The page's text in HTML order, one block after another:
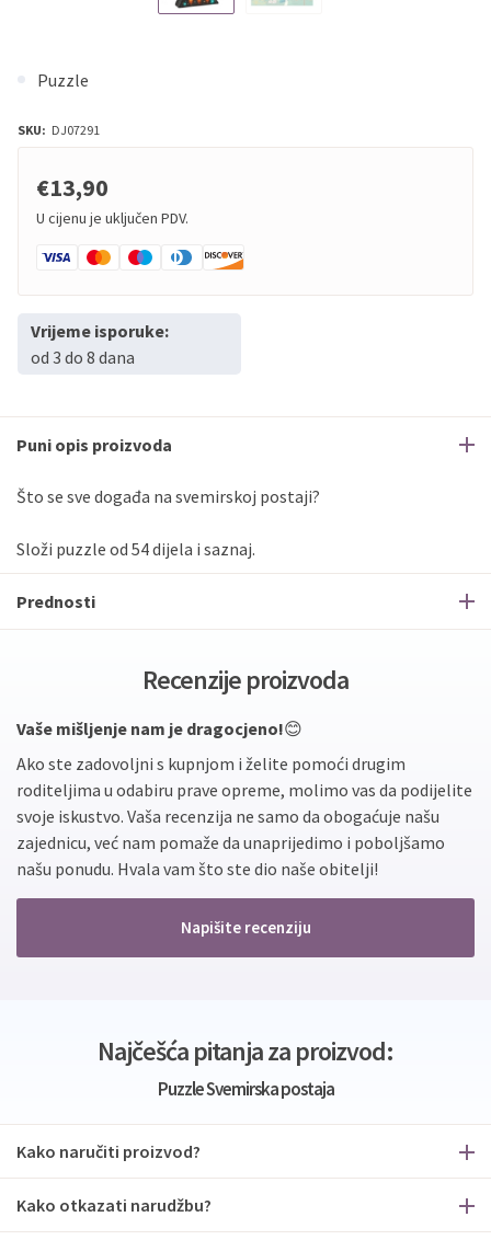
Puzzle
SKU: DJ07291
€13,90
U cijenu je uključen PDV.
Vrijeme isporuke:
od 3 do 8 dana
Puni opis proizvoda
Što se sve događa na svemirskoj postaji?
Složi puzzle od 54 dijela i saznaj.
Prednosti
Recenzije proizvoda
Vaše mišljenje nam je dragocjeno!😊
Ako ste zadovoljni s kupnjom i želite pomoći drugim
roditeljima u odabiru prave opreme, molimo vas da podijelite
svoje iskustvo. Vaša recenzija ne samo da obogaćuje našu
zajednicu, već nam pomaže da unaprijedimo i poboljšamo
našu ponudu. Hvala vam što ste dio naše obitelji!
Napišite recenziju
Najčešća pitanja za proizvod:
Puzzle Svemirska postaja
Kako naručiti proizvod?
Kako otkazati narudžbu?